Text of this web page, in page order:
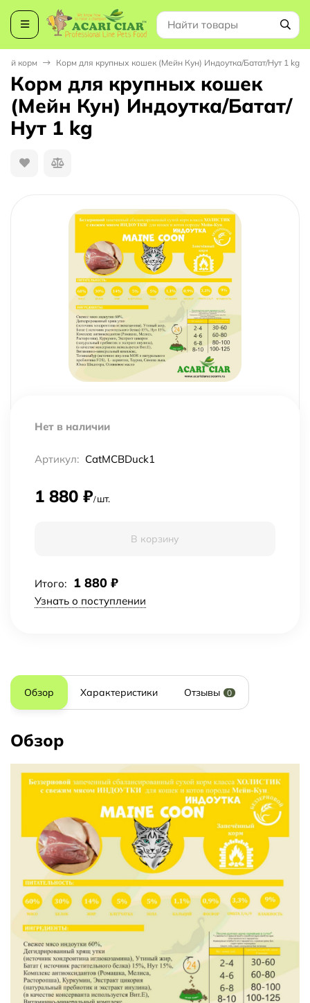
корм Корм для крупных кошек (Мейн Кун) Индоутка/Батат/Нут 1 kg
Корм для крупных кошек
(Мейн Кун) Индоутка/Батат/
Нут 1 kg
Нет в наличии
Артикул: CatMCBDuck1
1 880 ₽/ шт.
В корзину
Итого: 1 880 ₽
Узнать о поступлении
Обзор Характеристики Отзывы 0
Обзор